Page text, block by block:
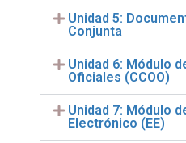
Unidad 5:
Conjunta
Unidad 6: Módulo
Oficiales (CCOO)
Unidad 7: Módulo
Electrónico (EE)